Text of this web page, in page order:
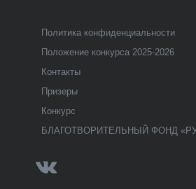
Политика конфиденциальности
Положение конкурса 2025-2026
Контакты
Призеры
Конкурс
БЛАГОТВОРИТЕЛЬНЫЙ ФОНД